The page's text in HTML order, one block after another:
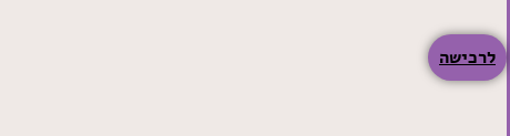
לרכישה